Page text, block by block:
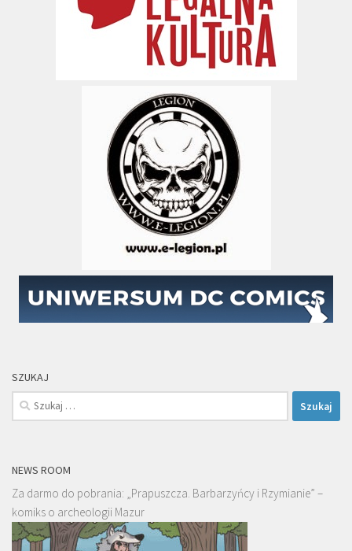
SZUKAJ
Szukaj:
NEWS ROOM
Za darmo do pobrania: „Prapuszcza. Barbarzyńcy i Rzymianie” –
komiks o archeologii Mazur